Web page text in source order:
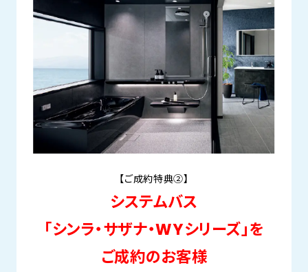
【ご成約特典②】
システムバス
「シンラ・サザナ・WYシリーズ」を
ご成約のお客様